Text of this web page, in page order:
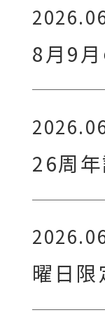
8月9
26周
曜日限